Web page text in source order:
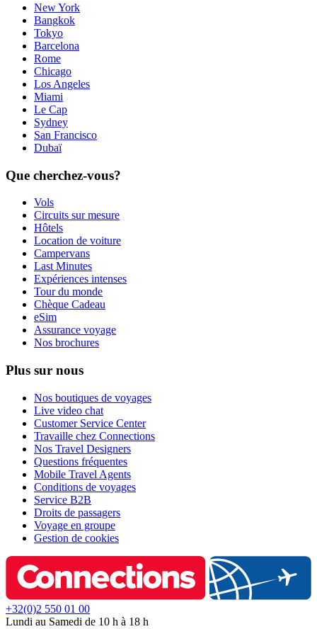
New York
Bangkok
Tokyo
Barcelona
Rome
Chicago
Los Angeles
Miami
Le Cap
Sydney
San Francisco
Dubaï
Que cherchez-vous?
Vols
Circuits sur mesure
Hôtels
Location de voiture
Campervans
Last Minutes
Expériences intenses
Tour du monde
Chèque Cadeau
eSim
Assurance voyage
Nos brochures
Plus sur nous
Nos boutiques de voyages
Live video chat
Customer Service Center
Travaille chez Connections
Nos Travel Designers
Questions fréquentes
Mobile Travel Agents
Conditions de voyages
Service B2B
Droits de passagers
Voyage en groupe
Gestion de cookies
+32(0)2 550 01 00
Lundi au Samedi de 10 h à 18 h